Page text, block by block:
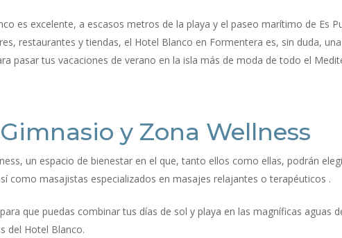
es excelente, a escasos metros de la playa y el paseo marítimo de Es
restaurantes y tiendas, el Hotel Blanco en Formentera es, sin duda,
pasar tus vacaciones de verano en la isla más de moda de todo el
Gimnasio y Zona Wellness
un espacio de bienestar en el que, tanto ellos como ellas, podrán
como masajistas especializados en masajes relajantes o terapéuticos .
que puedas combinar tus días de sol y playa en las magníficas aguas
del Hotel Blanco.